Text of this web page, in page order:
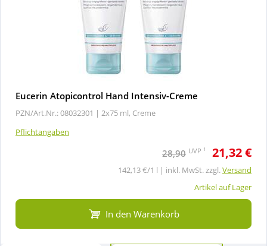
Eucerin Atopicontrol Hand Intensiv-Creme
PZN/Art.Nr.: 08032301 | 2x75 ml, Creme
Pflichtangaben
28,90 UVP 1 21,32 €
142,13 €/1 l | inkl. MwSt. zzgl.Versand
Artikel auf Lager
In den Warenkorb